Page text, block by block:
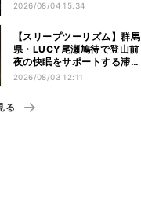
2026/08/04 15:34
【スリープツーリズム】群馬
県・LUCY尾瀬鳩待で登山前
夜の快眠をサポートする滞在
プラン提供 - 「ヒツジのいら
2026/08/03 12:11
る